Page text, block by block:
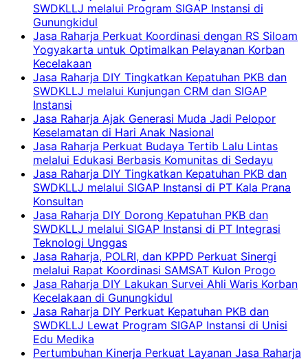
SWDKLLJ melalui Program SIGAP Instansi di
Gunungkidul
Jasa Raharja Perkuat Koordinasi dengan RS Siloam
Yogyakarta untuk Optimalkan Pelayanan Korban
Kecelakaan
Jasa Raharja DIY Tingkatkan Kepatuhan PKB dan
SWDKLLJ melalui Kunjungan CRM dan SIGAP
Instansi
Jasa Raharja Ajak Generasi Muda Jadi Pelopor
Keselamatan di Hari Anak Nasional
Jasa Raharja Perkuat Budaya Tertib Lalu Lintas
melalui Edukasi Berbasis Komunitas di Sedayu
Jasa Raharja DIY Tingkatkan Kepatuhan PKB dan
SWDKLLJ melalui SIGAP Instansi di PT Kala Prana
Konsultan
Jasa Raharja DIY Dorong Kepatuhan PKB dan
SWDKLLJ melalui SIGAP Instansi di PT Integrasi
Teknologi Unggas
Jasa Raharja, POLRI, dan KPPD Perkuat Sinergi
melalui Rapat Koordinasi SAMSAT Kulon Progo
Jasa Raharja DIY Lakukan Survei Ahli Waris Korban
Kecelakaan di Gunungkidul
Jasa Raharja DIY Perkuat Kepatuhan PKB dan
SWDKLLJ Lewat Program SIGAP Instansi di Unisi
Edu Medika
Pertumbuhan Kinerja Perkuat Layanan Jasa Raharja